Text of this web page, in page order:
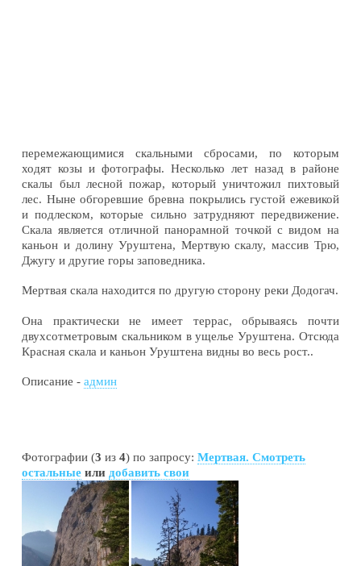
перемежающимися скальными сбросами, по которым
ходят козы и фотографы. Несколько лет назад в районе
скалы был лесной пожар, который уничтожил пихтовый
лес. Ныне обгоревшие бревна покрылись густой ежевикой
и подлеском, которые сильно затрудняют передвижение.
Скала является отличной панорамной точкой с видом на
каньон и долину Уруштена, Мертвую скалу, массив Трю,
Джугу и другие горы заповедника.
Мертвая скала находится по другую сторону реки Додогач.
Она практически не имеет террас, обрываясь почти
двухсотметровым скальником в ущелье Уруштена. Отсюда
Красная скала и каньон Уруштена видны во весь рост..
Описание -админ
Фотографии (3 из4) по запросу:Мертвая. Смотреть
остальные илидобавить свои